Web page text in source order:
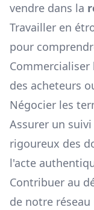
vendre dans la
Travailler en
pour
des acheteurs
Négocier les
Assurer un
rigoureux des
l'acte
Contribuer au
de notre